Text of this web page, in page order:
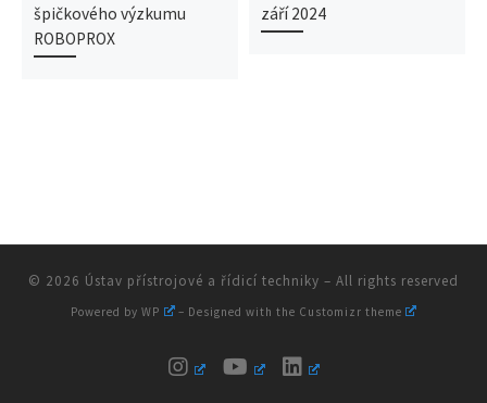
špičkového výzkumu
ROBOPROX
září 2024
© 2026 Ústav přístrojové a řídicí techniky – All rights reserved
Powered byWP – Designed with the Customizr theme